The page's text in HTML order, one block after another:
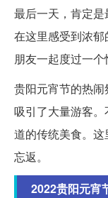
最后一天，肯定
在这里感受到浓
朋友一起度过一个
贵阳元宵节的热
吸引了大量游客
道的传统美食。
忘返。
2022贵阳元宵